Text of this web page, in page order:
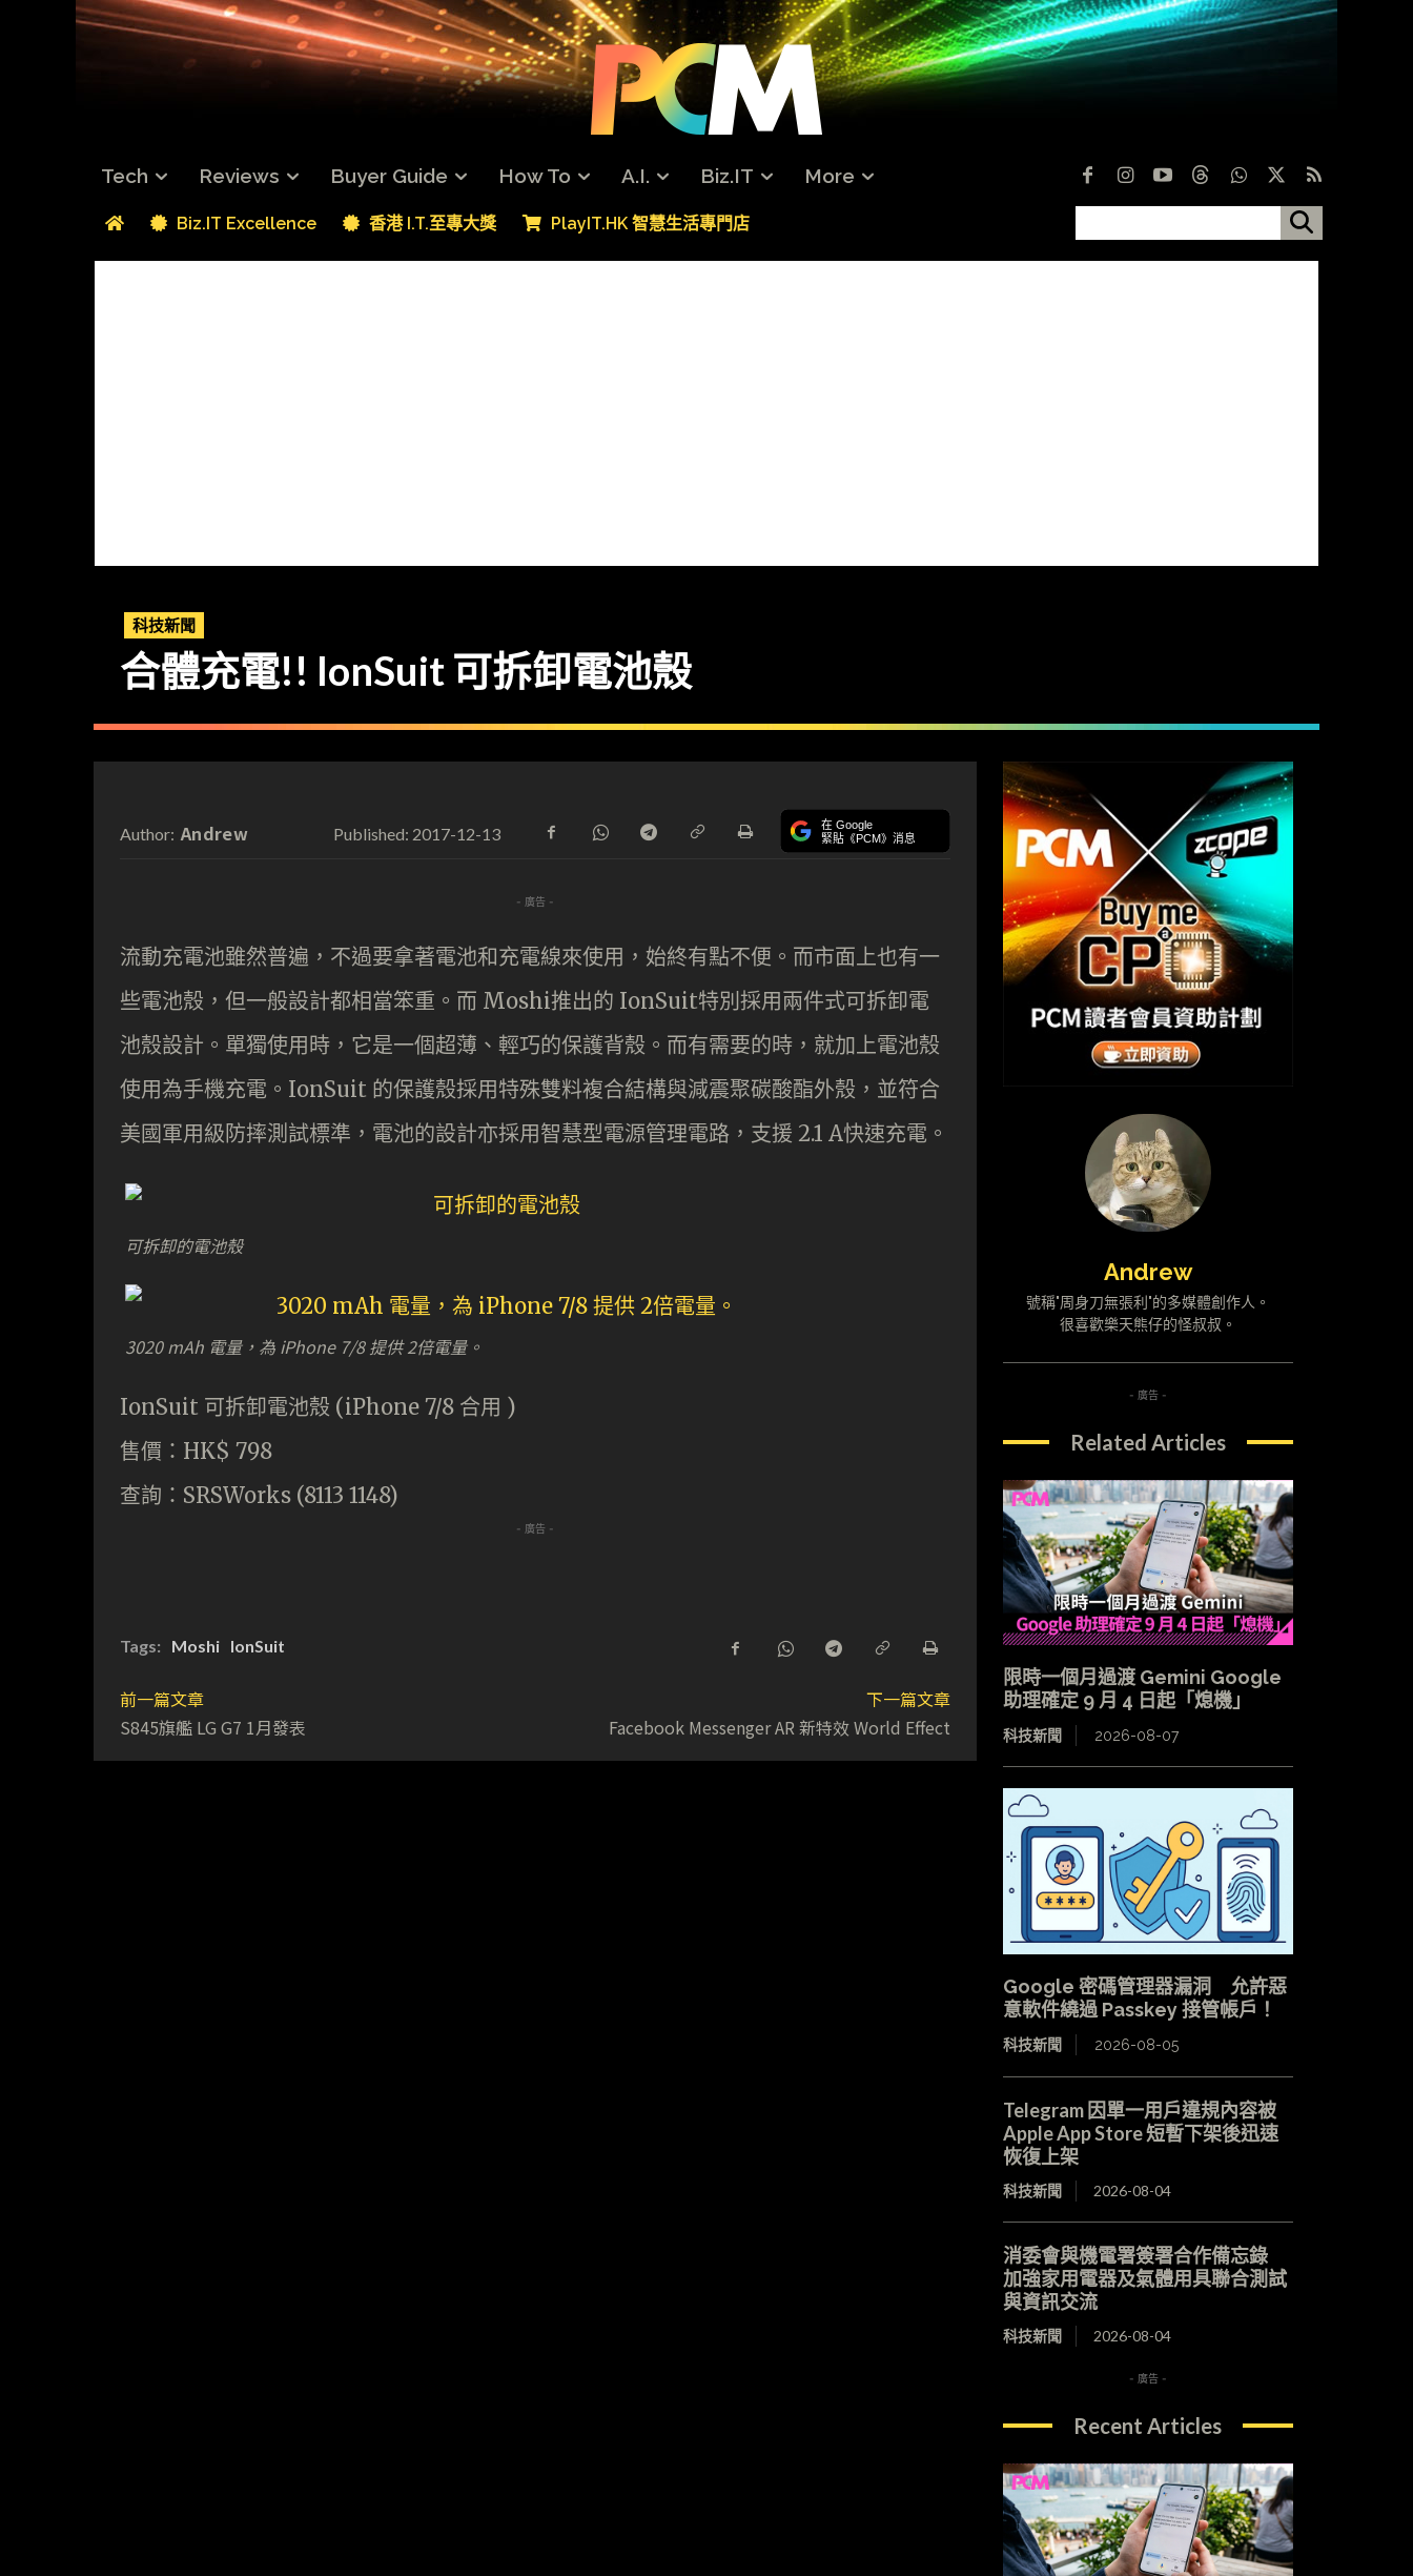
Tech Reviews Buyer Guide How To A.I. Biz.IT More
Biz.IT Excellence 香港 I.T.至專大獎 PlayIT.HK 智慧生活專門店
科技新聞
合體充電!! IonSuit 可拆卸電池殼
Author: Andrew Published: 2017-12-13 在 Google
緊貼《PCM》消息
- 廣告 -
流動充電池雖然普遍，不過要拿著電池和充電線來使用，始終有點不便。而市面上也有一
些電池殼，但一般設計都相當笨重。而 Moshi推出的 IonSuit特別採用兩件式可拆卸電
池殼設計。單獨使用時，它是一個超薄、輕巧的保護背殼。而有需要的時，就加上電池殼
使用為手機充電。IonSuit 的保護殼採用特殊雙料複合結構與減震聚碳酸酯外殼，並符合
美國軍用級防摔測試標準，電池的設計亦採用智慧型電源管理電路，支援 2.1 A快速充電。
可拆卸的電池殼
3020 mAh 電量，為 iPhone 7/8 提供 2倍電量。
IonSuit 可拆卸電池殼 (iPhone 7/8 合用 )
售價：HK$ 798
查詢：SRSWorks (8113 1148)
- 廣告 -
Tags: Moshi IonSuit
前一篇文章
S845旗艦 LG G7 1月發表
下一篇文章
Facebook Messenger AR 新特效 World Effect
Andrew
號稱"周身刀無張利"的多媒體創作人。
很喜歡樂天熊仔的怪叔叔。
- 廣告 -
Related Articles
限時一個月過渡 Gemini Google
助理確定 9 月 4 日起「熄機」
科技新聞 2026-08-07
Google 密碼管理器漏洞 允許惡
意軟件繞過 Passkey 接管帳戶！
科技新聞 2026-08-05
Telegram 因單一用戶違規內容被
Apple App Store 短暫下架後迅速
恢復上架
科技新聞 2026-08-04
消委會與機電署簽署合作備忘錄
加強家用電器及氣體用具聯合測試
與資訊交流
科技新聞 2026-08-04
- 廣告 -
Recent Articles